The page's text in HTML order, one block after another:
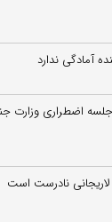
آمادگی ندارد
جلسه اضطراری وزارت
نادرست است